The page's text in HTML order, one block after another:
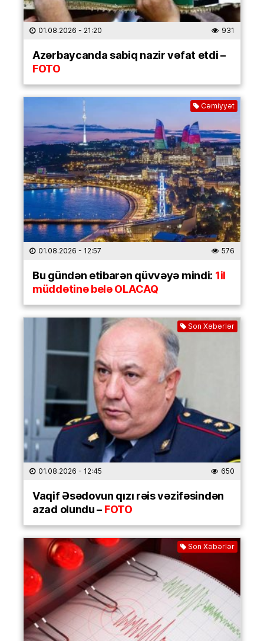
01.08.2026 - 21:20 931
Azərbaycanda sabiq nazir vəfat etdi –
FOTO
Cəmiyyət
01.08.2026 - 12:57 576
Bu gündən etibarən qüvvəyə mindi: 1il
müddətinə belə OLACAQ
Son Xəbərlər
01.08.2026 - 12:45 650
Vaqif Əsədovun qızı rəis vəzifəsindən
azad olundu –FOTO
Son Xəbərlər